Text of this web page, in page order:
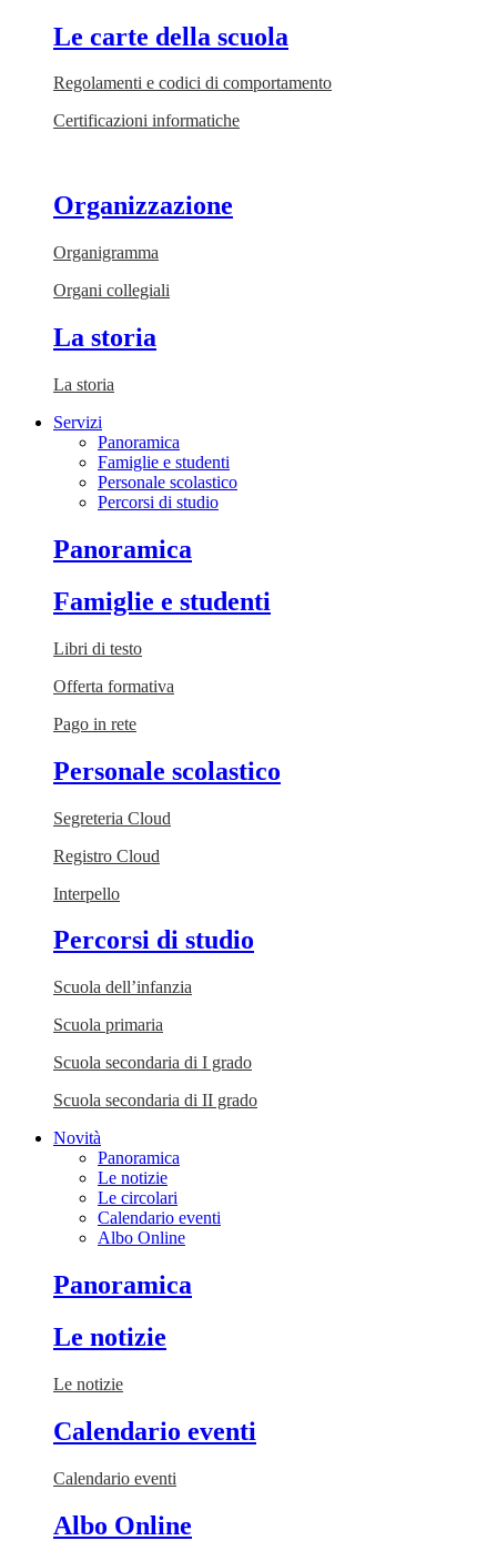
Le carte della scuola
Regolamenti e codici di comportamento
Certificazioni informatiche
Organizzazione
Organigramma
Organi collegiali
La storia
La storia
Servizi
Panoramica
Famiglie e studenti
Personale scolastico
Percorsi di studio
Panoramica
Famiglie e studenti
Libri di testo
Offerta formativa
Pago in rete
Personale scolastico
Segreteria Cloud
Registro Cloud
Interpello
Percorsi di studio
Scuola dell’infanzia
Scuola primaria
Scuola secondaria di I grado
Scuola secondaria di II grado
Novità
Panoramica
Le notizie
Le circolari
Calendario eventi
Albo Online
Panoramica
Le notizie
Le notizie
Calendario eventi
Calendario eventi
Albo Online